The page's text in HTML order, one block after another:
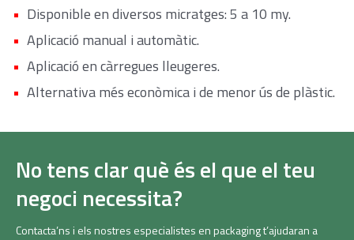
Disponible en diversos micratges: 5 a 10 my.
Aplicació manual i automàtic.
Aplicació en càrregues lleugeres.
Alternativa més econòmica i de menor ús de plàstic.
No tens clar què és el que el teu
negoci necessita?
Contacta’ns i els nostres especialistes en packaging t’ajudaran a